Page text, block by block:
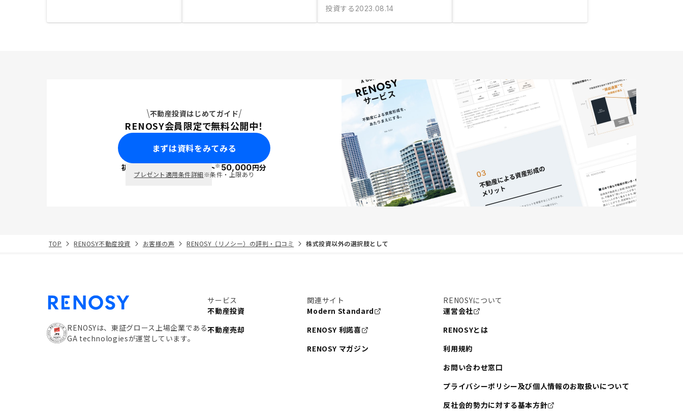
投資する 2023.08.14
不動産投資はじめてガイド
RENOSY会員限定で無料公開中！
まずは資料をみてみる
初回面談で ポイント※50,000円分
プレゼント適用条件詳細※条件・上限あり
TOP RENOSY不動産投資 お客様の声 RENOSY（リノシー）の評判・口コミ 株式投資以外の選択肢として
RENOSYは、東証グロース上場企業である
GA technologiesが運営しています。
サービス
不動産投資
不動産売却
関連サイト
Modern Standard
RENOSY 利諾喜
RENOSY マガジン
RENOSYについて
運営会社
RENOSYとは
利用規約
お問い合わせ窓口
プライバシーポリシー及び個人情報のお取扱いについて
反社会的勢力に対する基本方針